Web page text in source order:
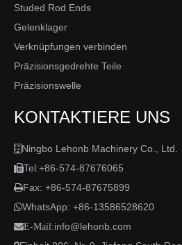
Studed Rod Ends
Gelenklager
Verknüpfungen verbinden
Präzisionsgedrehte Teile
Präzisionswelle
KONTAKTIERE UNS
 Ningbo Lehonb Machinery Co., Ltd.
Tel:+86-574-87676065
Fax: +86-574-87675899
WhatsApp: +86-13586528620
E-Mail:info@lehonb.com